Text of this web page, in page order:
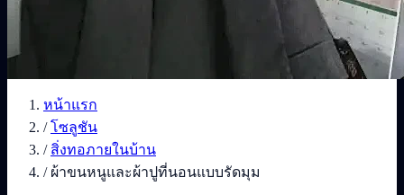
หน้าแรก
/ โซลูชัน
/ สิ่งทอภายในบ้าน
/ ผ้าขนหนูและผ้าปูที่นอนแบบรัดมุม